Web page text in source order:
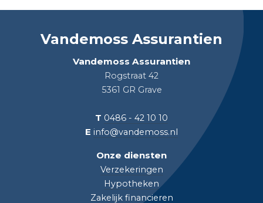
Vandemoss Assurantien
Vandemoss Assurantien
Rogstraat 42
5361 GR Grave
T 0486 - 42 10 10
E info@vandemoss.nl
Onze diensten
Verzekeringen
Hypotheken
Zakelijk financieren